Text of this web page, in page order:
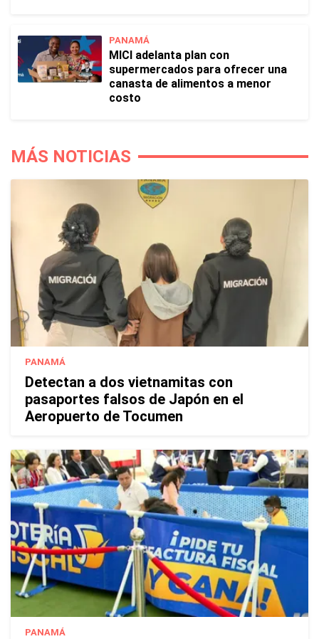
PANAMÁ
MICI adelanta plan con
supermercados para ofrecer una
canasta de alimentos a menor
costo
MÁS NOTICIAS
PANAMÁ
Detectan a dos vietnamitas con
pasaportes falsos de Japón en el
Aeropuerto de Tocumen
PANAMÁ